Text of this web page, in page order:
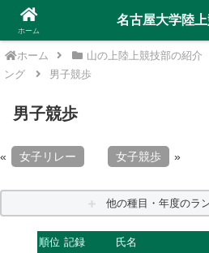
ホーム 山の上陸上競技部の紹介
ング
男子競歩
男子競歩
« 女子リレー 女子競歩 »
他の種目・年度のラ
順位 記録
氏名
ホーム
名古屋大学陸